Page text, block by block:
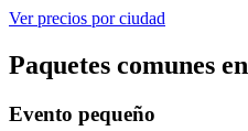
Ver precios por ciudad
Paquetes comunes en
Evento pequeño